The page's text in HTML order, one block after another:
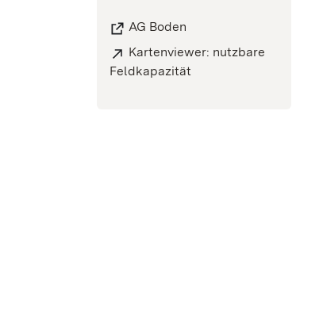
AG Boden
Kartenviewer: nutzbare
Feldkapazität